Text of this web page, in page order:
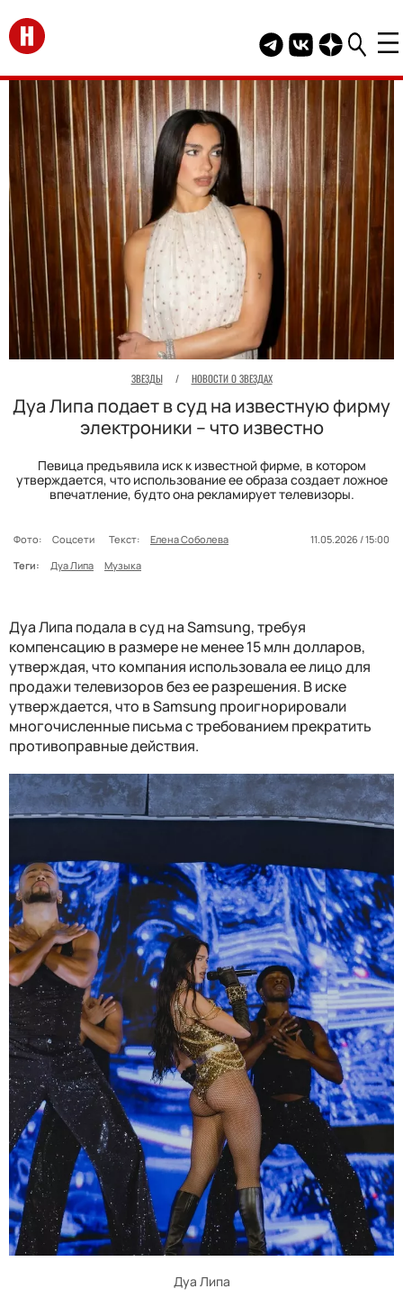
Перейти на главную
Telegram канал
Группа HELLO
Канал
ЗВЕЗДЫ / НОВОСТИ О ЗВЕЗДАХ
Дуа Липа подает в суд на известную фирму
электроники – что известно
Певица предъявила иск к известной фирме, в котором
утверждается, что использование ее образа создает ложное
впечатление, будто она рекламирует телевизоры.
Фото: Соцсети Текст: Елена Соболева
11.05.2026 / 15:00
Теги:
Дуа Липа Музыка
Дуа Липа подала в суд на Samsung, требуя
компенсацию в размере не менее 15 млн долларов,
утверждая, что компания использовала ее лицо для
продажи телевизоров без ее разрешения. В иске
утверждается, что в Samsung проигнорировали
многочисленные письма с требованием прекратить
противоправные действия.
Дуа Липа